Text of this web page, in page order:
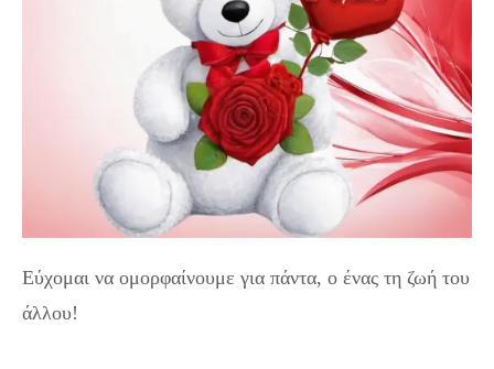
Εύχομαι να ομορφαίνουμε για πάντα, ο ένας τη ζωή του
άλλου!